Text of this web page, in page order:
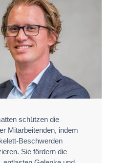
schützen die
Mitarbeitenden, indem
Sie fördern die